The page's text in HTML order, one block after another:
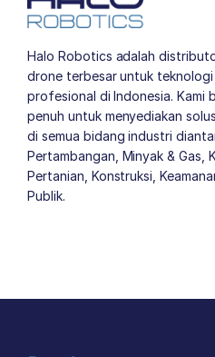
Halo Robotics adalah
drone terbesar untuk
profesional di Indonesia. Kami
penuh untuk menyediakan
di semua bidang industri
Pertambangan, Minyak & Gas,
Pertanian, Konstruksi,
Publik.